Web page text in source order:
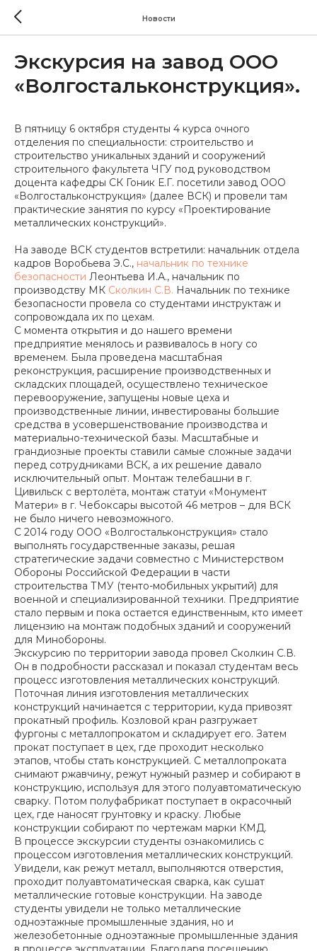
Новости
Экскурсия на завод ООО
«Волгостальконструкция».
В пятницу 6 октября студенты 4 курса очного
отделения по специальности: строительство и
строительство уникальных зданий и сооружений
строительного факультета ЧГУ под руководством
доцента кафедры СК Гоник Е.Г. посетили завод ООО
«Волгостальконструкция» (далее ВСК) и провели там
практические занятия по курсу «Проектирование
металлических конструкций».
На заводе ВСК студентов встретили: начальник отдела
кадров Воробьева Э.С., начальник по технике
безопасности Леонтьева И.А., начальник по
производству МК Сколкин С.В. Начальник по технике
безопасности провела со студентами инструктаж и
сопровождала их по цехам.
С момента открытия и до нашего времени
предприятие менялось и развивалось в ногу со
временем. Была проведена масштабная
реконструкция, расширение производственных и
складских площадей, осуществлено техническое
перевооружение, запущены новые цеха и
производственные линии, инвестированы большие
средства в усовершенствование производства и
материально-технической базы. Масштабные и
грандиозные проекты ставили самые сложные задачи
перед сотрудниками ВСК, а их решение давало
исключительный опыт. Монтаж телебашни в г.
Цивильск с вертолёта, монтаж статуи «Монумент
Матери» в г. Чебоксары высотой 46 метров – для ВСК
не было ничего невозможного.
С 2014 году ООО «Волгостальконструкция» стало
выполнять государственные заказы, решая
стратегические задачи совместно с Министерством
Обороны Российской Федерации в части
строительства ТМУ (тенто-мобильных укрытий) для
военной и специализированной техники. Предприятие
стало первым и пока остается единственным, кто имеет
лицензию на монтаж подобных зданий и сооружений
для Минобороны.
Экскурсию по территории завода провел Сколкин С.В.
Он в подробности рассказал и показал студентам весь
процесс изготовления металлических конструкций.
Поточная линия изготовления металлических
конструкций начинается с территории, куда привозят
прокатный профиль. Козловой кран разгружает
фургоны с металлопрокатом и складирует его. Затем
прокат поступает в цех, где проходит несколько
этапов, чтобы стать конструкцией. С металлопроката
снимают ржавчину, режут нужный размер и собирают в
конструкцию, используя для этого полуавтоматическую
сварку. Потом полуфабрикат поступает в окрасочный
цех, где наносят грунтовку и краску. Любые
конструкции собирают по чертежам марки КМД.
В процессе экскурсии студенты ознакомились с
процессом изготовления металлических конструкций.
Увидели, как режут металл, выполняются отверстия,
проходит полуавтоматическая сварка, как сушат
металлические готовые конструкции. На заводе
студенты увидели не только металлические
одноэтажные промышленные здания, но и
железобетонные одноэтажные промышленные здания